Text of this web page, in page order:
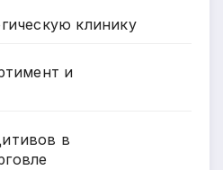
клинику
и
в